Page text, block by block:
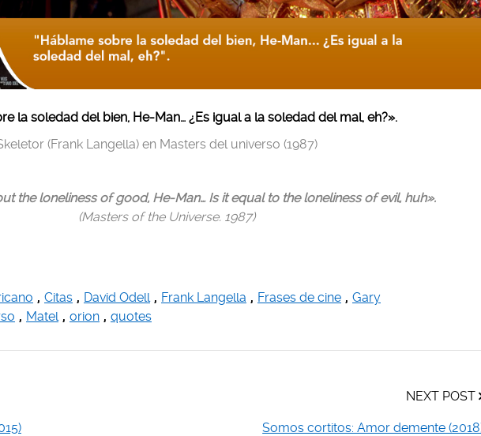
la soledad del bien, He-Man… ¿Es igual a la soledad del mal, eh?».
(Frank Langella) en Masters del universo (1987)
the loneliness of good, He-Man… Is it equal to the loneliness of evil, huh».
(Masters of the Universe. 1987)
, Citas , David Odell , Frank Langella , Frases de cine , Gary
, Matel , orion , quotes
NEXT POST
Somos cortitos: Amor demente